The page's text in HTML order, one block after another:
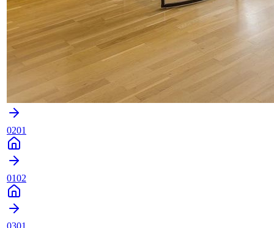
0201
0102
0301